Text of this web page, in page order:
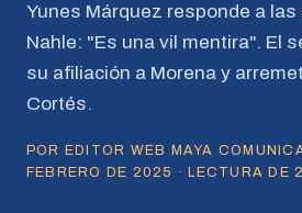
Yunes Márquez responde a
Nahle: "Es una vil mentira". El
su afiliación a Morena y
Cortés.
POR EDITOR WEB MAYA
FEBRERO DE 2025 · LECTURA DE